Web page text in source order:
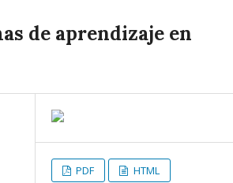
de aprendizaje en
PDF HTML